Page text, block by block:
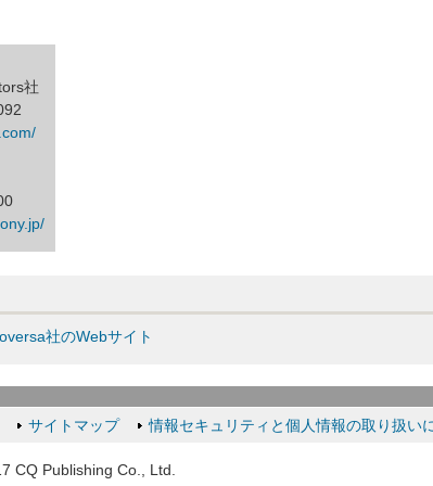
社
社のWebサイト
サイトマップ 情報セキュリティと個人情報の取り扱い
CQ Publishing Co., Ltd.